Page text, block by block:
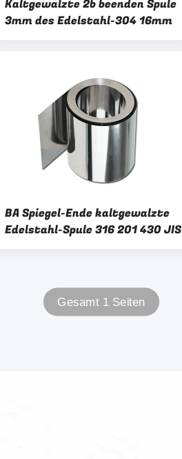
Kaltgewalzte 2b beenden Spule
3mm des Edelstahl-304 16mm
BA Spiegel-Ende kaltgewalzte
Edelstahl-Spule 316 201 430 JIS
Gesamt 1 Seiten